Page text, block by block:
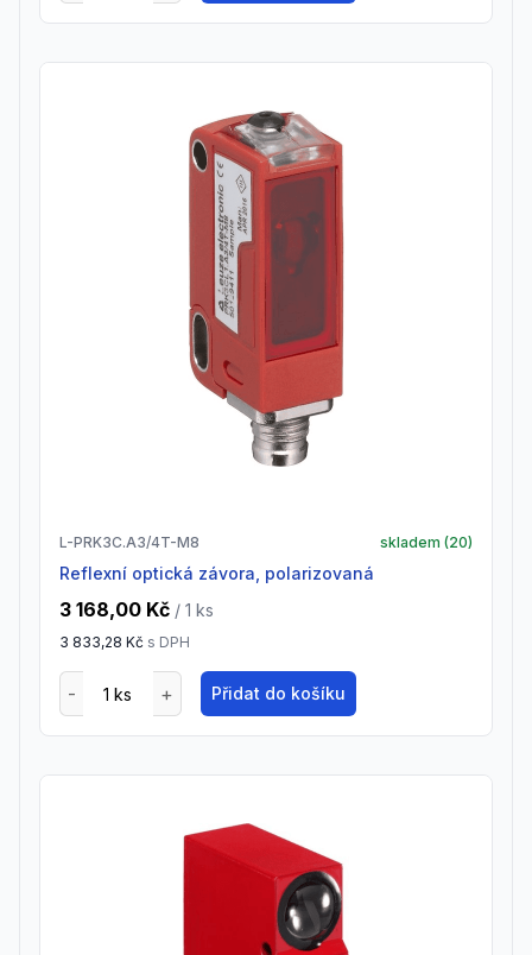
L-PRK3C.A3/4T-M8 skladem (20)
Reflexní optická závora, polarizovaná
3 168,00 Kč / 1 ks
3 833,28 Kč s DPH
Přidat do košíku